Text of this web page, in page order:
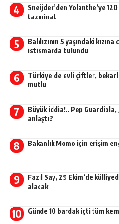
Sneijder’den Yolanthe’ye
tazminat
Baldızının 5 yaşındaki kızına
istismarda bulundu
Türkiye’de evli çiftler,
mutlu
Büyük iddia!.. Pep Guardiola,
anlaştı?
Bakanlık Momo için erişim
Fazıl Say, 29 Ekim’de
alacak
Günde 10 bardak içti tüm